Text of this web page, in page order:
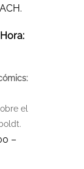
Hora:
el
–